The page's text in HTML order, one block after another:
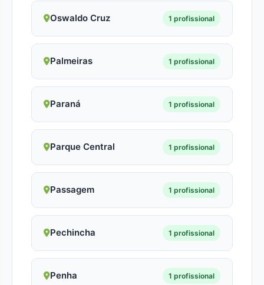
Oswaldo Cruz 1 profissional
Palmeiras 1 profissional
Paraná 1 profissional
Parque Central 1 profissional
Passagem 1 profissional
Pechincha 1 profissional
Penha 1 profissional